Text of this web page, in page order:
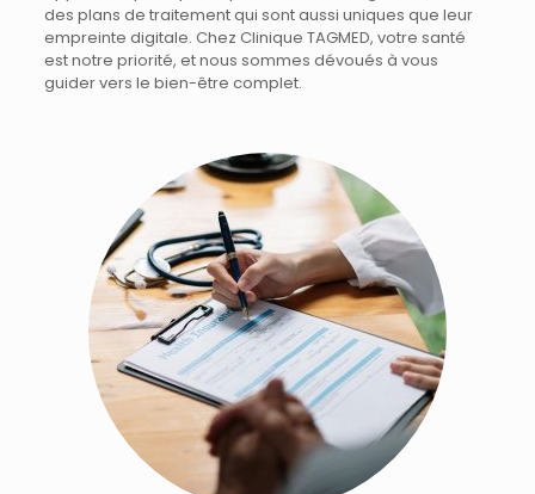
des plans de traitement qui sont aussi uniques que leur
empreinte digitale. Chez Clinique TAGMED, votre santé
est notre priorité, et nous sommes dévoués à vous
guider vers le bien-être complet.